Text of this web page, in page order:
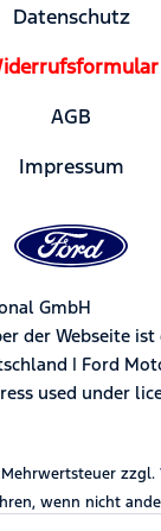
Datenschutz
AGB
Impressum
GmbH
der Webseite ist
| Ford
used under
zzgl.
wenn nicht